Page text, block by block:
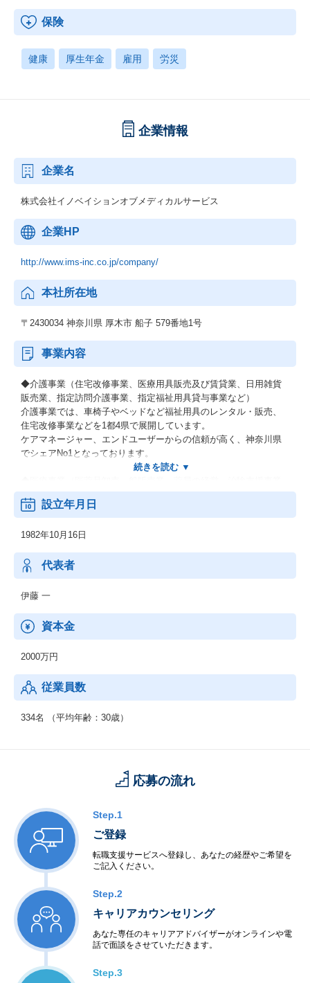
保険
健康 厚生年金 雇用 労災
企業情報
企業名
株式会社イノベイションオブメディカルサービス
企業HP
http://www.ims-inc.co.jp/company/
本社所在地
〒2430034 神奈川県 厚木市 船子 579番地1号
事業内容
◆介護事業（住宅改修事業、医療用具販売及び賃貸業、日用雑貨
販売業、指定訪問介護事業、指定福祉用具貸与事業など）
介護事業では、車椅子やベッドなど福祉用具のレンタル・販売、
住宅改修事業などを1都4県で展開しています。
ケアマネージャー、エンドユーザーからの信頼が高く、神奈川県
でシェアNo1となっております。
(SMO)、医療ガス販売業、一般事務備品販売及び賃貸業、医療事
務および経理の受託業務、病・医院の経営コンサルティング業
理・導入支援）
医療事業では、神奈川県内に30店舗の薬局を展開し、本社のある
厚木市には11店舗を展開。市内の利用者数はトップクラス。
そのほか、病院で医師が患者様に開発中の薬を投与して、効果や
安全を確認する臨床試験（治験）を行うなど様々な事業を展開。
社会に貢献します。
設立年月日
1982年10月16日
代表者
伊藤 一
資本金
2000万円
従業員数
334名 （平均年齢：30歳）
応募の流れ
Step.1
ご登録
転職支援サービスへ登録し、あなたの経歴やご希望を
ご記入ください。
Step.2
キャリアカウンセリング
あなた専任のキャリアアドバイザーがオンラインや電
話で面談をさせていただきます。
Step.3